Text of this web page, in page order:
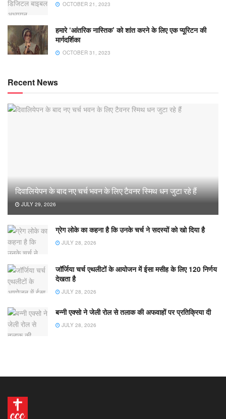
OCTOBER 21, 2023
हमारे ‘आंतरिक नास्तिक’ को शांत करने के लिए एक प्यूरिटन की
मार्गदर्शिका
OCTOBER 31, 2023
Recent News
दिवालियेपन के बाद नए चर्च भवन के लिए टैवनर स्मिथ धन जुटा रहे हैं
JULY 29, 2026
ग्रेग लोके का कहना है कि उनके चर्च ने सदस्यों को खो दिया है
JULY 28, 2026
जॉर्जिया चर्च एथलीटों के आयोजन में ईसा मसीह के लिए 120 निर्णय
देखता है
JULY 28, 2026
बन्नी एक्सो ने जेली रोल से तलाक की अफवाहों पर प्रतिक्रिया दी
JULY 28, 2026